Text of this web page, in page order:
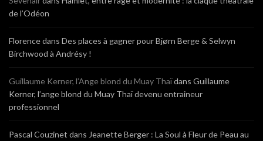
de l’Odéon
Florencedans Des places à gagner pour Bjørn Berge & Selwyn
Birchwood à Andrésy !
Guillaume Kerner, l’Ange blond du Muay Thaïdans Guillaume
Kerner, l’ange blond du Muay Thaï devenu entraineur
professionnel
Pascal Couzinet dans Jeanette Berger : La Soul à Fleur de Peau au